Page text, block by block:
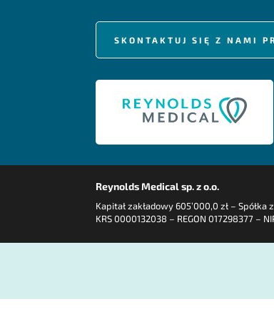
SKONTAKTUJ SIĘ Z NAMI
Reynolds Medical sp. z o.o.
Kapitał zakładowy 605’000,0 zł –
KRS 0000132038 – REGON 017298377 –